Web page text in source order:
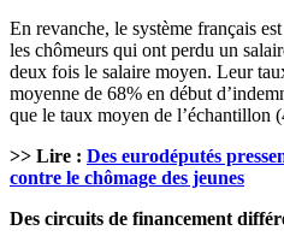
En revanche, le système français
les chômeurs qui ont perdu un
deux fois le salaire moyen. Leur
moyenne de 68% en début
que le taux moyen de l’échantillon
>> Lire : Des eurodéputés
contre le chômage des jeunes
Des circuits de financement